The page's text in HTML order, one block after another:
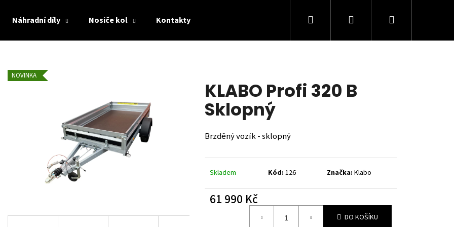
Náhradní díly Nosiče kol Kontakty Hledat PřihlášeníNákupní
KLABO Profi 320 B
Sklopný
Brzděný vozík - sklopný
Skladem Kód: 126 Značka: Klabo
61 990 Kč
DO KOŠÍKU
NOVINKA
Doporučujeme